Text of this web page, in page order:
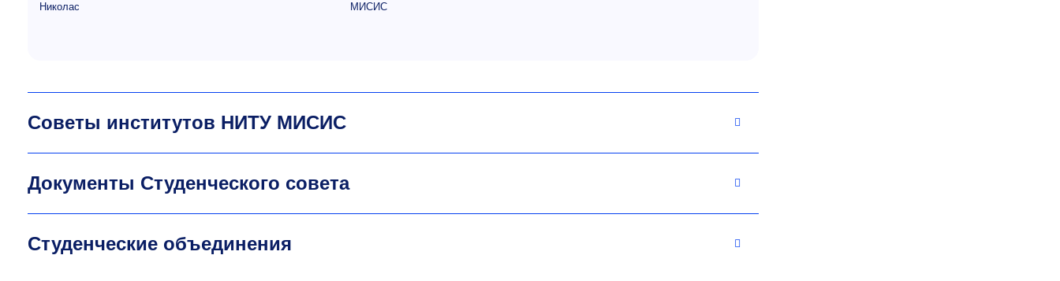
Николас
МИСИС
Советы институтов НИТУ МИСИС
Документы Студенческого совета
Студенческие объединения